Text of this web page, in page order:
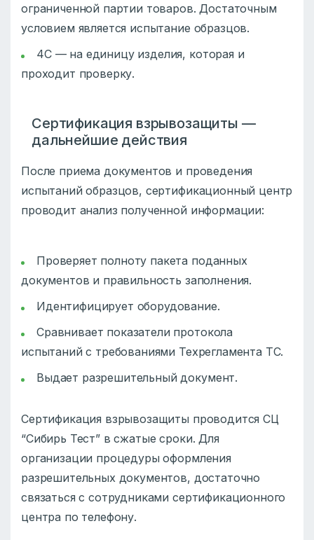
ограниченной партии товаров. Достаточным
условием является испытание образцов.
4С — на единицу изделия, которая и
проходит проверку.
Сертификация взрывозащиты —
дальнейшие действия
После приема документов и проведения
испытаний образцов, сертификационный центр
проводит анализ полученной информации:
Проверяет полноту пакета поданных
документов и правильность заполнения.
Идентифицирует оборудование.
Сравнивает показатели протокола
испытаний с требованиями Техрегламента ТС.
Выдает разрешительный документ.
Сертификация взрывозащиты проводится СЦ
“Сибирь Тест” в сжатые сроки. Для
организации процедуры оформления
разрешительных документов, достаточно
связаться с сотрудниками сертификационного
центра по телефону.